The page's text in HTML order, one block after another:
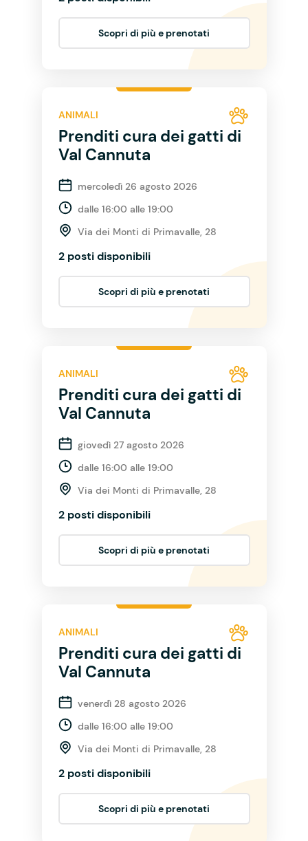
Scopri di più e prenotati
ANIMALI
Prenditi cura dei gatti di
Val Cannuta
mercoledì 26 agosto 2026
dalle 16:00 alle 19:00
Via dei Monti di Primavalle, 28
2 posti disponibili
Scopri di più e prenotati
ANIMALI
Prenditi cura dei gatti di
Val Cannuta
giovedì 27 agosto 2026
dalle 16:00 alle 19:00
Via dei Monti di Primavalle, 28
2 posti disponibili
Scopri di più e prenotati
ANIMALI
Prenditi cura dei gatti di
Val Cannuta
venerdì 28 agosto 2026
dalle 16:00 alle 19:00
Via dei Monti di Primavalle, 28
2 posti disponibili
Scopri di più e prenotati